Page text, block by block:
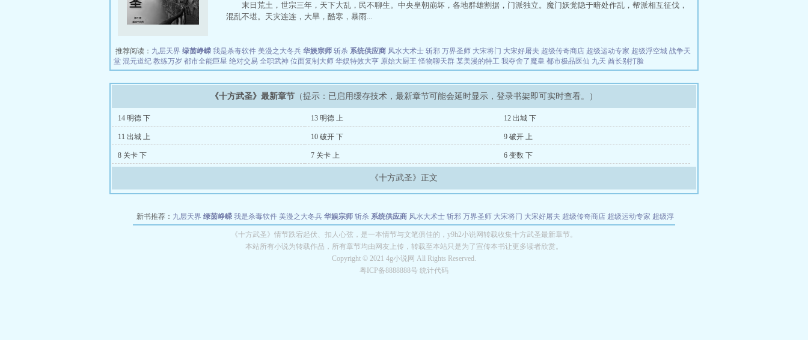
末日荒土，世宗三年，天下大乱，民不聊生。中央皇朝崩坏，各地群雄割据，门派独立。魔门妖党隐于暗处作乱，帮派相互征伐，
混乱不堪。天灾连连，大旱，酷寒，暴雨...
推荐阅读： 九层天界 绿茵峥嵘 我是杀毒软件 美漫之大冬兵 华娱宗师 斩杀 系统供应商 风水大术士 斩邪 万界圣师 大宋将门 大宋好屠夫 超级传奇商店 超级运动专家 超级浮空城 战争天
堂 混元道纪 教练万岁 都市全能巨星 绝对交易 全职武神 位面复制大师 华娱特效大亨 原始大厨王 怪物聊天群 某美漫的特工 我夺舍了魔皇 都市极品医仙 九天 酋长别打脸
《十方武圣》最新章节 （提示：已启用缓存技术，最新章节可能会延时显示，登录书架即可实时查看。）
14 明德 下 13 明德 上 12 出城 下
11 出城 上 10 破开 下 9 破开 上
8 关卡 下 7 关卡 上 6 变数 下
《十方武圣》正文
新书推荐： 九层天界 绿茵峥嵘 我是杀毒软件 美漫之大冬兵 华娱宗师 斩杀 系统供应商 风水大术士 斩邪 万界圣师 大宋将门 大宋好屠夫 超级传奇商店 超级运动专家 超级浮
教练万岁 都市全能巨星 绝对交易 全职武神 位面复制大师 华娱特效大亨 原始大厨王 怪物聊天群 某美漫的特工 我夺舍了魔皇
长别打脸
《十方武圣》情节跌宕起伏、扣人心弦，是一本情节与文笔俱佳的，y9h2小说网转载收集十方武圣最新章节。
本站所有小说为转载作品，所有章节均由网友上传，转载至本站只是为了宣传本书让更多读者欣赏。
Copyright © 2021 4g小说网 All Rights Reserved.
粤ICP备8888888号 统计代码